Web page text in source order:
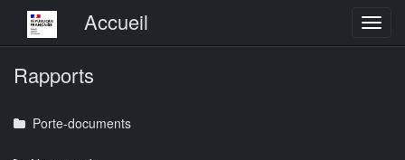
Menu principalAccueil
Rapports
Porte-documents